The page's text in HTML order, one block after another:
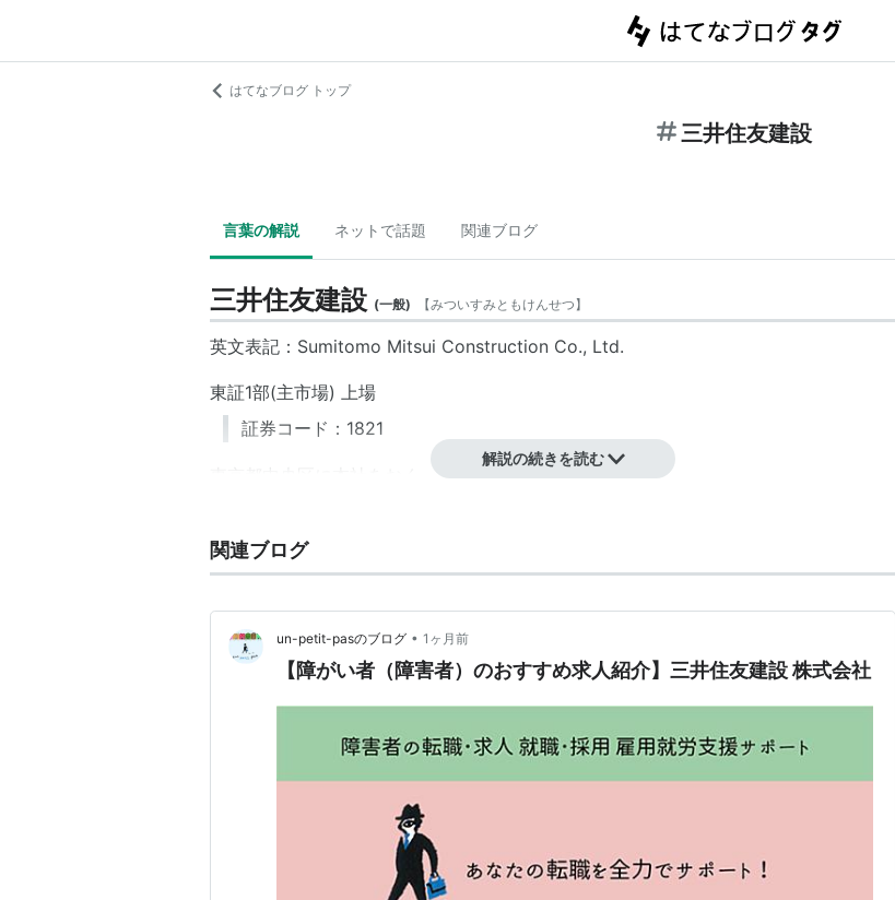
はてなブログ トップ
三井住友建設
言葉の解説 ネットで話題 関連ブログ
三井住友建設 (一般) 【みついすみともけんせつ】
英文表記：Sumitomo Mitsui Construction Co., Ltd.
東証1部(主市場) 上場
証券コード：1821
に本社をおく、建設会社。
事業内容
工及びこれらに関する事業
開発事業：不動産の売買、賃貸及び管理に関する事業
解説の続きを読む
関連ブログ
un-petit-pasのブログ • 1ヶ月前
【障がい者（障害者）のおすすめ求人紹介】三井住友建設 株式会社